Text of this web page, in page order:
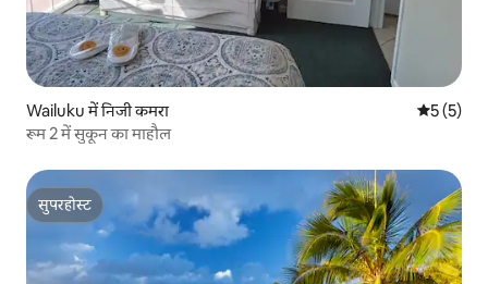
Wailuku में निजी कमरा औसत रेटिंग
5 (5)
रूम 2 में सुकून का माहौल
सुपरहोस्ट
सुपरहोस्ट